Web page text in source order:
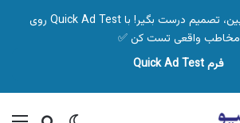
🎯 قبل از شروع کمپین، تصمیم درست بگیر! با Quick Ad Test روی
مخاطب واقعی تست کن ✅
فرم Quick Ad Test